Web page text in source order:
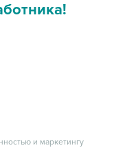
и маркетингу